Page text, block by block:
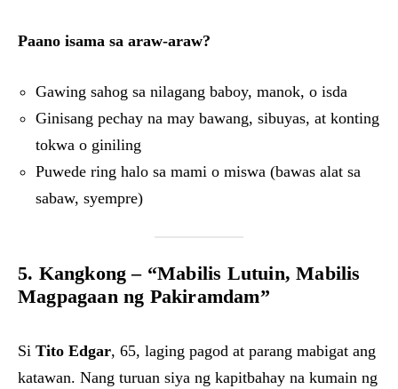
Paano isama sa araw-araw?
Gawing sahog sa nilagang baboy, manok, o isda
Ginisang pechay na may bawang, sibuyas, at konting
tokwa o giniling
Puwede ring halo sa mami o miswa (bawas alat sa
sabaw, syempre)
5. Kangkong – “Mabilis Lutuin, Mabilis
Magpagaan ng Pakiramdam”
Si Tito Edgar, 65, laging pagod at parang mabigat ang
katawan. Nang turuan siya ng kapitbahay na kumain ng